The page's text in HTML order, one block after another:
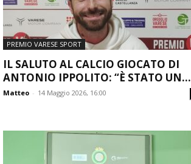
PREMIO VARESE SPORT
IL SALUTO AL CALCIO GIOCATO DI
ANTONIO IPPOLITO: “È STATO UN...
Matteo - 14 Maggio 2026, 16:00